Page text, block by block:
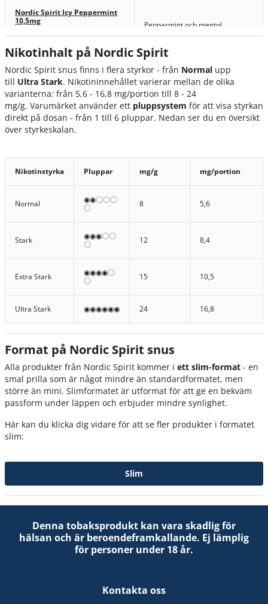
Nordic Spirit Icy Peppermint
10,5mg
16,8mg
Pepparmint och mentol
Nordic Spirit Raspberry
10,5mg
Nordic Spirit Raspberry Max
16,8mg
Hallon
Nordic Spirit Jalapeno Lime
Max 16,8mg
Jalapeno och lime
Nordic Spirit Sweet Mint
Nordic Spirit Sweet Mint
Mint
Nordic Spirit Frosty Mint
Nikotinhalt på Nordic Spirit
Nordic Spirit snus finns i flera styrkor - från Normal upp
till Ultra Stark. Nikotininnehållet varierar mellan de olika
varianterna: från 5,6 - 16,8 mg/portion till 8 - 24
mg/g. Varumärket använder ett pluppsystem för att visa styrkan
direkt på dosan - från 1 till 6 pluppar. Nedan ser du en översikt
över styrkeskalan.
Nikotinstyrka Pluppar mg/g mg/portion
Normal
◉◉〇〇〇
〇
8 5,6
Stark
◉◉◉〇〇
〇
12 8,4
Extra Stark
◉◉◉◉〇
〇
15 10,5
Ultra Stark ◉◉◉◉◉◉ 24 16,8
Format på Nordic Spirit snus
Alla produkter från Nordic Spirit kommer i ett slim-format - en
smal prilla som är något mindre än standardformatet, men
större än mini. Slimformatet är utformat för att ge en bekväm
passform under läppen och erbjuder mindre synlighet.
Här kan du klicka dig vidare för att se fler produkter i formatet
slim:
Slim
Denna tobaksprodukt kan vara skadlig för
hälsan och är beroendeframkallande. Ej lämplig
för personer under 18 år.
Kontakta oss